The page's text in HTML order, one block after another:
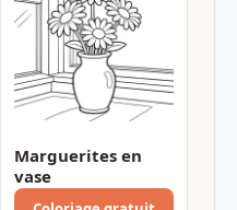
Marguerites en
vase